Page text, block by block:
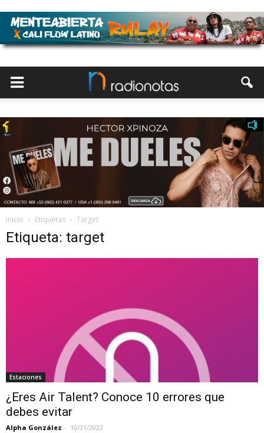
Inicio Etiquetas Target
Etiqueta: target
Estaciones
¿Eres Air Talent? Conoce 10 errores que
debes evitar
Alpha González - 10/31/2022